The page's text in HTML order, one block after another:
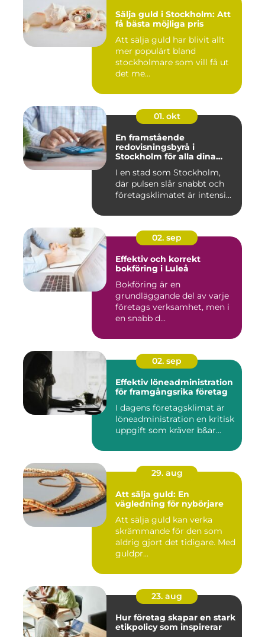
Sälja guld i Stockholm: Att
få bästa möjliga pris
Att sälja guld har blivit allt
mer populärt bland
stockholmare som vill få ut
det me...
01. okt
En framstående
redovisningsbyrå i
Stockholm för alla dina
I en stad som Stockholm,
där pulsen slår snabbt och
företagsklimatet är intensi...
02. sep
Effektiv och korrekt
bokföring i Luleå
Bokföring är en
grundläggande del av varje
företags verksamhet, men i
en snabb d...
02. sep
Effektiv löneadministration
för framgångsrika företag
I dagens företagsklimat är
löneadministration en kritisk
uppgift som kräver b&ar...
29. aug
Att sälja guld: En
vägledning för nybörjare
Att sälja guld kan verka
skrämmande för den som
aldrig gjort det tidigare. Med
guldpr...
23. aug
Hur företag skapar en stark
etikpolicy som inspirerar